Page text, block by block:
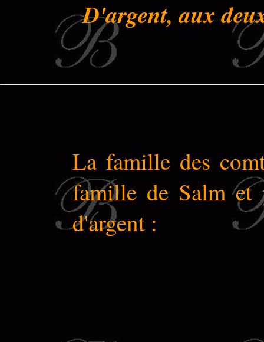
D'argent, aux
La famille des
famille de Salm et
d'argent :